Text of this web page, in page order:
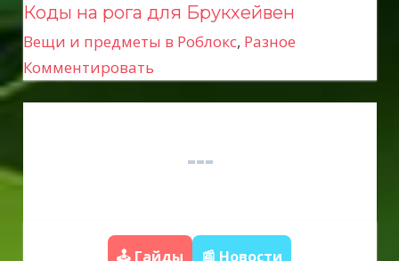
и
г
а
и
я
Коды на рога для Брукхейвен
Вещи и предметы в Роблокс, Разное
Комментировать
🕹️ Гайды 📰 Новости